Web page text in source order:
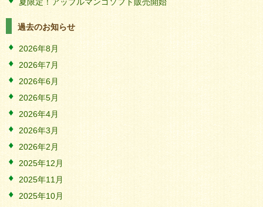
過去のお知らせ
2026年8月
2026年7月
2026年6月
2026年5月
2026年4月
2026年3月
2026年2月
2025年12月
2025年11月
2025年10月